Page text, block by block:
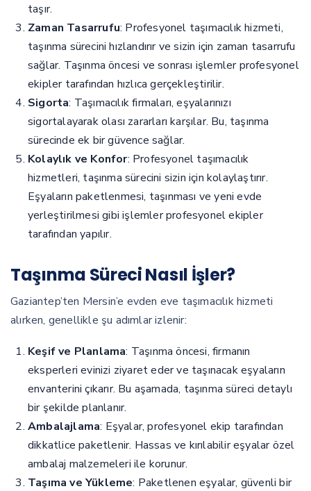
taşır.
Zaman Tasarrufu: Profesyonel taşımacılık hizmeti,
taşınma sürecini hızlandırır ve sizin için zaman tasarrufu
sağlar. Taşınma öncesi ve sonrası işlemler profesyonel
ekipler tarafından hızlıca gerçekleştirilir.
Sigorta: Taşımacılık firmaları, eşyalarınızı
sigortalayarak olası zararları karşılar. Bu, taşınma
sürecinde ek bir güvence sağlar.
Kolaylık ve Konfor: Profesyonel taşımacılık
hizmetleri, taşınma sürecini sizin için kolaylaştırır.
Eşyaların paketlenmesi, taşınması ve yeni evde
yerleştirilmesi gibi işlemler profesyonel ekipler
tarafından yapılır.
Taşınma Süreci Nasıl İşler?
Gaziantep’ten Mersin’e evden eve taşımacılık hizmeti
alırken, genellikle şu adımlar izlenir:
Keşif ve Planlama: Taşınma öncesi, firmanın
eksperleri evinizi ziyaret eder ve taşınacak eşyaların
envanterini çıkarır. Bu aşamada, taşınma süreci detaylı
bir şekilde planlanır.
Ambalajlama: Eşyalar, profesyonel ekip tarafından
dikkatlice paketlenir. Hassas ve kırılabilir eşyalar özel
ambalaj malzemeleri ile korunur.
Taşıma ve Yükleme: Paketlenen eşyalar, güvenli bir